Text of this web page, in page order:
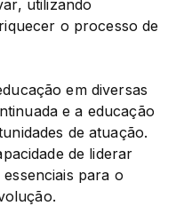
utilizando
o processo de
em diversas
e a educação
de atuação.
de liderar
para o